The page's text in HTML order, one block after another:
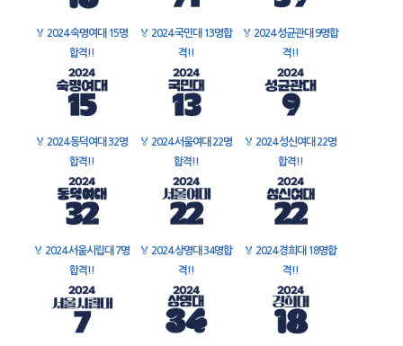
🏅 2024 숙명여대 15명
합격!!
🏅 2024 국민대 13명합
격!!
🏅 2024 성균관대 9명합
격!!
🏅 2024 동덕여대 32명
합격!!
🏅 2024 서울여대 22명
합격!!
🏅 2024 성신여대 22명
합격!!
🏅 2024 서울시립대 7명
합격!!
🏅 2024 상명대 34명합
격!!
🏅 2024 경희대 18명합
격!!